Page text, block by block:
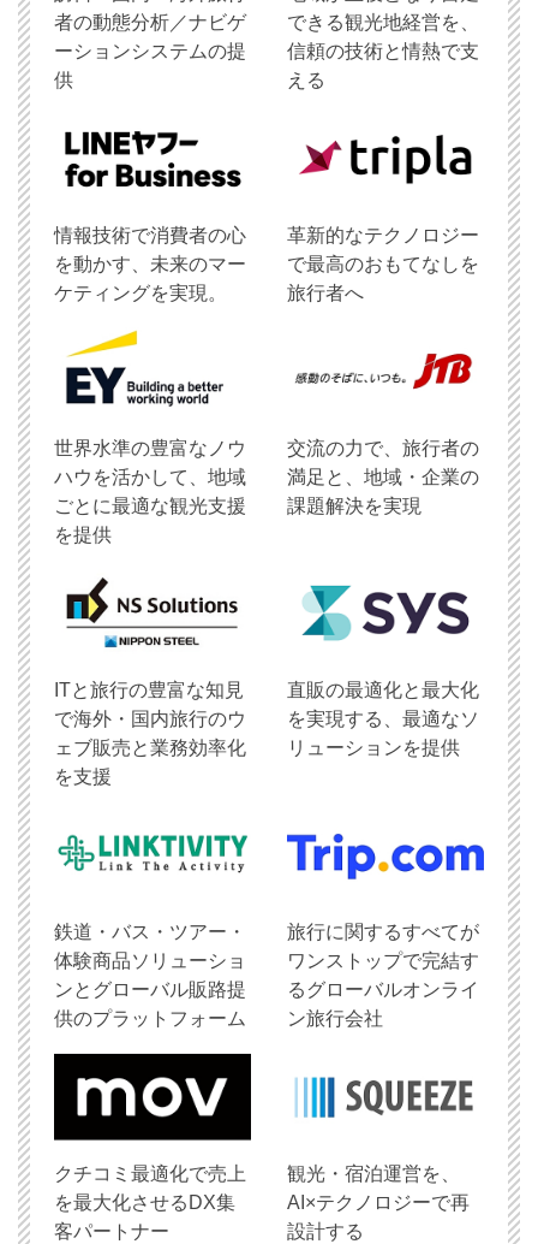
者の動態分析／ナビゲ
ーションシステムの提
供
できる観光地経営を、
信頼の技術と情熱で支
える
情報技術で消費者の心
を動かす、未来のマー
ケティングを実現。
革新的なテクノロジー
で最高のおもてなしを
旅行者へ
世界水準の豊富なノウ
ハウを活かして、地域
ごとに最適な観光支援
を提供
交流の力で、旅行者の
満足と、地域・企業の
課題解決を実現
ITと旅行の豊富な知見
で海外・国内旅行のウ
ェブ販売と業務効率化
を支援
直販の最適化と最大化
を実現する、最適なソ
リューションを提供
鉄道・バス・ツアー・
体験商品ソリューショ
ンとグローバル販路提
供のプラットフォーム
旅行に関するすべてが
ワンストップで完結す
るグローバルオンライ
ン旅行会社
クチコミ最適化で売上
を最大化させるDX集
客パートナー
観光・宿泊運営を、
AI×テクノロジーで再
設計する